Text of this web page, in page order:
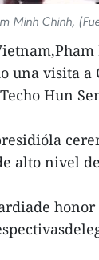
Minh Chinh,
una visita a
Hun
alto nivel